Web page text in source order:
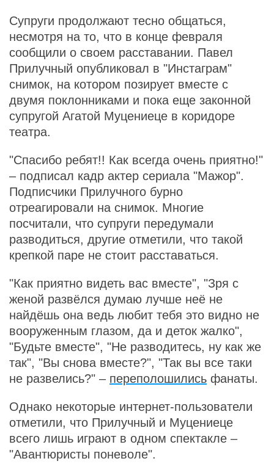
Супруги продолжают тесно общаться,
несмотря на то, что в конце февраля
сообщили о своем расставании. Павел
Прилучный опубликовал в "Инстаграм"
снимок, на котором позирует вместе с
двумя поклонниками и пока еще законной
супругой Агатой Муцениеце в коридоре
театра.
"Спасибо ребят!! Как всегда очень приятно!"
– подписал кадр актер сериала "Мажор".
Подписчики Прилучного бурно
отреагировали на снимок. Многие
посчитали, что супруги передумали
разводиться, другие отметили, что такой
крепкой паре не стоит расставаться.
"Как приятно видеть вас вместе", "Зря с
женой развёлся думаю лучше неё не
найдёшь она ведь любит тебя это видно не
вооруженным глазом, да и деток жалко",
"Будьте вместе", "Не разводитесь, ну как же
так", "Вы снова вместе?", "Так вы все таки
не развелись?" – переполошились фанаты.
Однако некоторые интернет-пользователи
отметили, что Прилучный и Муцениеце
всего лишь играют в одном спектакле –
"Авантюристы поневоле".